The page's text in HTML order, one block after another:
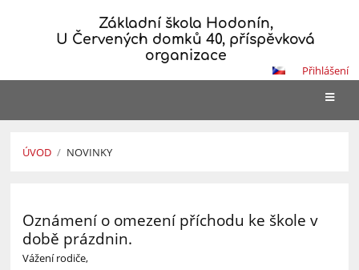
Základní škola Hodonín,
U Červených domků 40, příspěvková
organizace
Přihlášení
ÚVOD / NOVINKY
Oznámení o omezení příchodu ke škole v
době prázdnin.
Vážení rodiče,